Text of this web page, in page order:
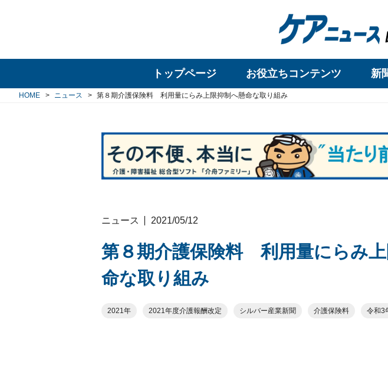
トップページ お役立ちコンテンツ 新
HOME ニュース 第８期介護保険料 利用量にらみ上限抑制へ懸命な取り組み
ニュース 2021/05/12
第８期介護保険料 利用量にらみ
命な取り組み
2021年 2021年度介護報酬改定 シルバー産業新聞 介護保険料 令和3